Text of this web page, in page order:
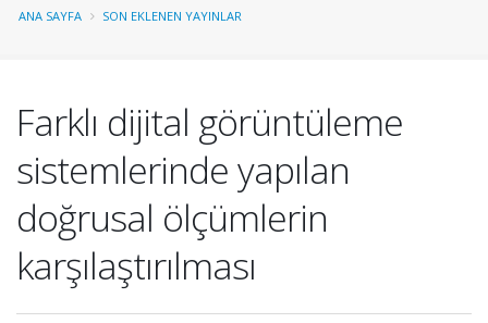
ANA SAYFA SON EKLENEN YAYINLAR
Farklı dijital görüntüleme
sistemlerinde yapılan
doğrusal ölçümlerin
karşılaştırılması